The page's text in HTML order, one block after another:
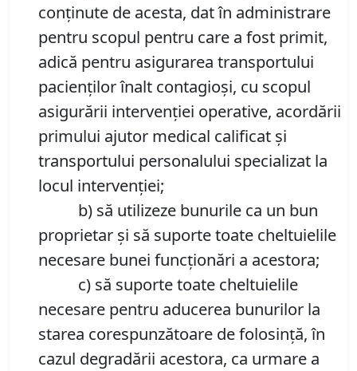
conținute de acesta, dat în administrare
pentru scopul pentru care a fost primit,
adică pentru asigurarea transportului
pacienților înalt contagioși, cu scopul
asigurării intervenției operative, acordării
primului ajutor medical calificat și
transportului personalului specializat la
locul intervenției;
b) să utilizeze bunurile ca un bun
proprietar și să suporte toate cheltuielile
necesare bunei funcționări a acestora;
c) să suporte toate cheltuielile
necesare pentru aducerea bunurilor la
starea corespunzătoare de folosință, în
cazul degradării acestora, ca urmare a